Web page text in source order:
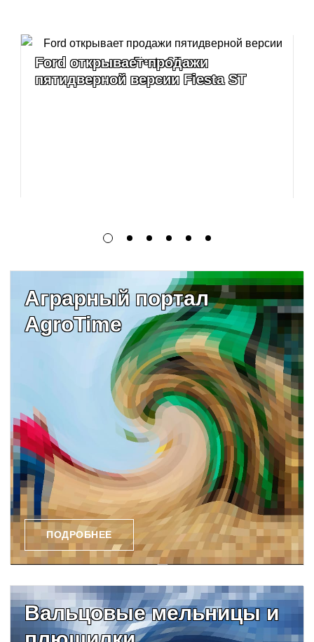
Ford открывает продажи
пятидверной версии Fiesta ST
Аграрный портал
AgroTime
ПОДРОБНЕЕ
Вальцовые мельницы и